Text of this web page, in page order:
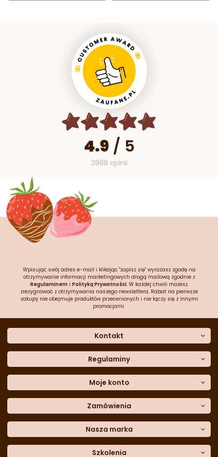
4.9 / 5
3988 opinii
Wpisując swój adres e-mail i klikając "zapisz się" wyrażasz zgodę na
otrzymywanie informacji marketingowych drogą mailową zgodnie z
Regulaminem i Polityką Prywatności. W każdej chwili możesz
zrezygnować z otrzymywania naszego newslettera. Rabat na pierwsze
zakupy nie obejmuje produktów przecenionych i nie łączy się z innymi
promocjami.
Kontakt
Dane kontaktowe
Często zadawane pytania
Sklep stacjonarny
Formularz kontaktowy
Blog
telefon:601 767 272
Regulaminy
Polityka prywatności
Polityka cookies
Polityka reklamacji
Polityka zwrotów
Dostępność cyfrowa
Moje konto
Moje dane
Historia zamówień
Lista ulubionych
Moje rabaty
Zamówienia
Metody płatności
Dane do przelewu
Formularzreklamacji
Nasza marka
Trio Gelato
Szkolenia